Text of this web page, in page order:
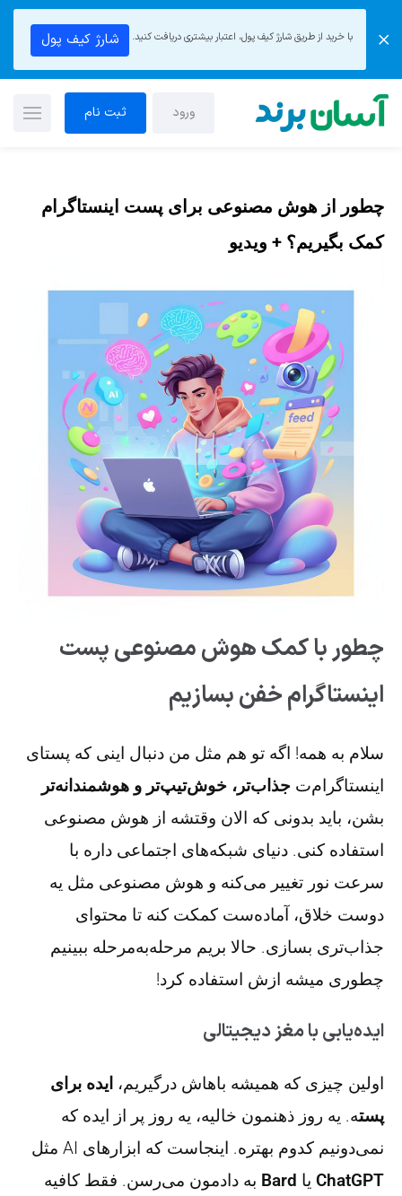
با خرید از طریق شارژ کیف پول، اعتبار بیشتری دریافت کنید. شارژ کیف پول
ورود ثبت نام
چطور از هوش مصنوعی برای پست اینستاگرام
کمک بگیریم؟ + ویدیو
چطور با کمک هوش مصنوعی پست
اینستاگرام خفن بسازیم
سلام به همه! اگه تو هم مثل من دنبال اینی که پستای
اینستاگرام‌ت جذاب‌تر، خوش‌تیپ‌تر و هوشمندانه‌تر
بشن، باید بدونی که الان وقتشه از هوش مصنوعی
استفاده کنی. دنیای شبکه‌های اجتماعی داره با
سرعت نور تغییر می‌کنه و هوش مصنوعی مثل یه
دوست خلاق، آماده‌ست کمکت کنه تا محتوای
جذاب‌تری بسازی. حالا بریم مرحله‌به‌مرحله ببینیم
چطوری میشه ازش استفاده کرد!
ایده‌یابی با مغز دیجیتالی
اولین چیزی که همیشه باهاش درگیریم، ایده برای
پسته. یه روز ذهنمون خالیه، یه روز پر از ایده که
نمی‌دونیم کدوم بهتره. اینجاست که ابزارهای AI مثل
ChatGPT یا Bard به دادمون می‌رسن. فقط کافیه